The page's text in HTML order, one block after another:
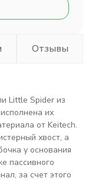
Отзывы
Little Spider из
их
от Keitech.
хвост, а
у основания
пассивного
за счет этого